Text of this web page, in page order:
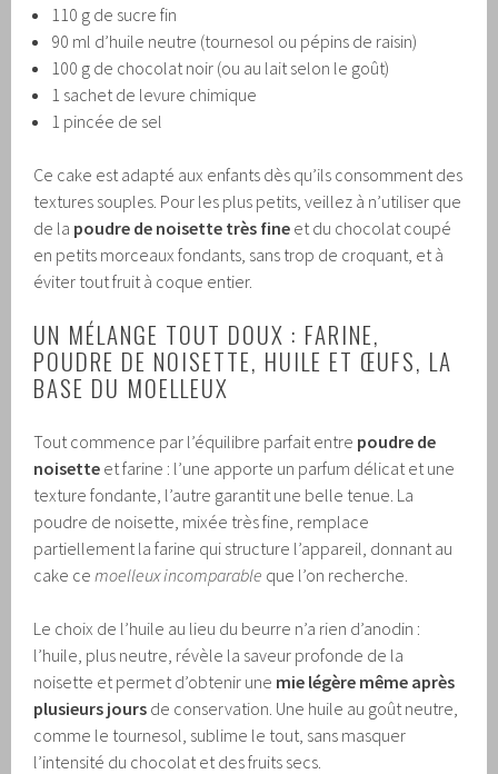
110 g de sucre fin
90 ml d’huile neutre (tournesol ou pépins de raisin)
100 g de chocolat noir (ou au lait selon le goût)
1 sachet de levure chimique
1 pincée de sel
Ce cake est adapté aux enfants dès qu’ils consomment des
textures souples. Pour les plus petits, veillez à n’utiliser que
de la poudre de noisette très fine et du chocolat coupé
en petits morceaux fondants, sans trop de croquant, et à
éviter tout fruit à coque entier.
UN MÉLANGE TOUT DOUX : FARINE,
POUDRE DE NOISETTE, HUILE ET ŒUFS, LA
BASE DU MOELLEUX
Tout commence par l’équilibre parfait entre poudre de
noisette et farine : l’une apporte un parfum délicat et une
texture fondante, l’autre garantit une belle tenue. La
poudre de noisette, mixée très fine, remplace
partiellement la farine qui structure l’appareil, donnant au
cake ce moelleux incomparable que l’on recherche.
Le choix de l’huile au lieu du beurre n’a rien d’anodin :
l’huile, plus neutre, révèle la saveur profonde de la
noisette et permet d’obtenir une mie légère même après
plusieurs jours de conservation. Une huile au goût neutre,
comme le tournesol, sublime le tout, sans masquer
l’intensité du chocolat et des fruits secs.